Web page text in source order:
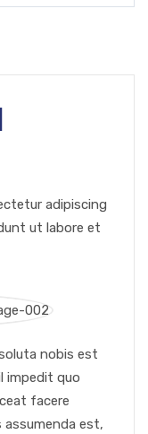
adipiscing
ut labore et
nobis est
impedit quo
facere
est,